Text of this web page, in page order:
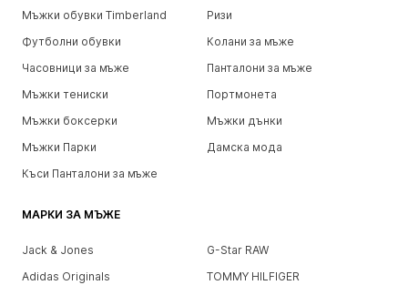
Мъжки обувки Timberland
Ризи
Футболни обувки
Колани за мъже
Часовници за мъже
Панталони за мъже
Мъжки тениски
Портмонета
Мъжки боксерки
Мъжки дънки
Мъжки Парки
Дамска мода
Къси Панталони за мъже
МАРКИ ЗА МЪЖЕ
Jack & Jones
G-Star RAW
Adidas Originals
TOMMY HILFIGER